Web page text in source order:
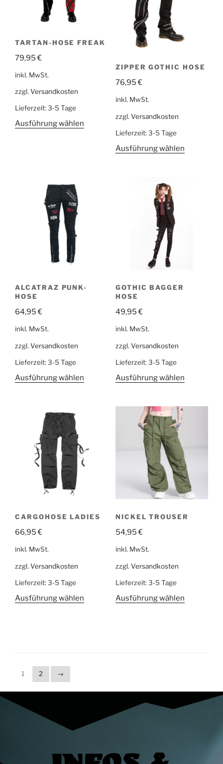
TARTAN-HOSE FREAK
79,95€
inkl. MwSt.
zzgl. Versandkosten
Lieferzeit: 3-5 Tage
Ausführung wählen
ZIPPER GOTHIC HOSE
76,95€
inkl. MwSt.
zzgl. Versandkosten
Lieferzeit: 3-5 Tage
Ausführung wählen
ALCATRAZ PUNK-
HOSE
64,95€
inkl. MwSt.
zzgl. Versandkosten
Lieferzeit: 3-5 Tage
Ausführung wählen
GOTHIC BAGGER
HOSE
49,95€
inkl. MwSt.
zzgl. Versandkosten
Lieferzeit: 3-5 Tage
Ausführung wählen
CARGOHOSE LADIES
66,95€
inkl. MwSt.
zzgl. Versandkosten
Lieferzeit: 3-5 Tage
Ausführung wählen
NICKEL TROUSER
54,95€
inkl. MwSt.
zzgl. Versandkosten
Lieferzeit: 3-5 Tage
Ausführung wählen
1 2 →